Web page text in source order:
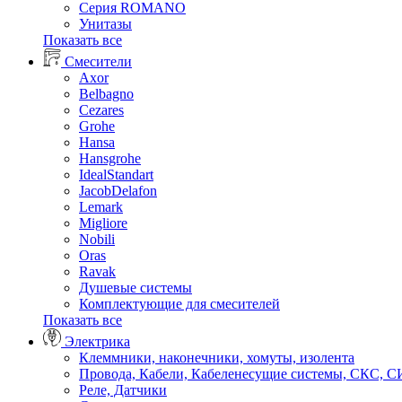
Серия ROMANO
Унитазы
Показать все
Смесители
Axor
Belbagno
Cezares
Grohe
Hansa
Hansgrohe
IdealStandart
JacobDelafon
Lemark
Migliore
Nobili
Oras
Ravak
Душевые системы
Комплектующие для смесителей
Показать все
Электрика
Клеммники, наконечники, хомуты, изолента
Провода, Кабели, Кабеленесущие системы, СКС,
Реле, Датчики